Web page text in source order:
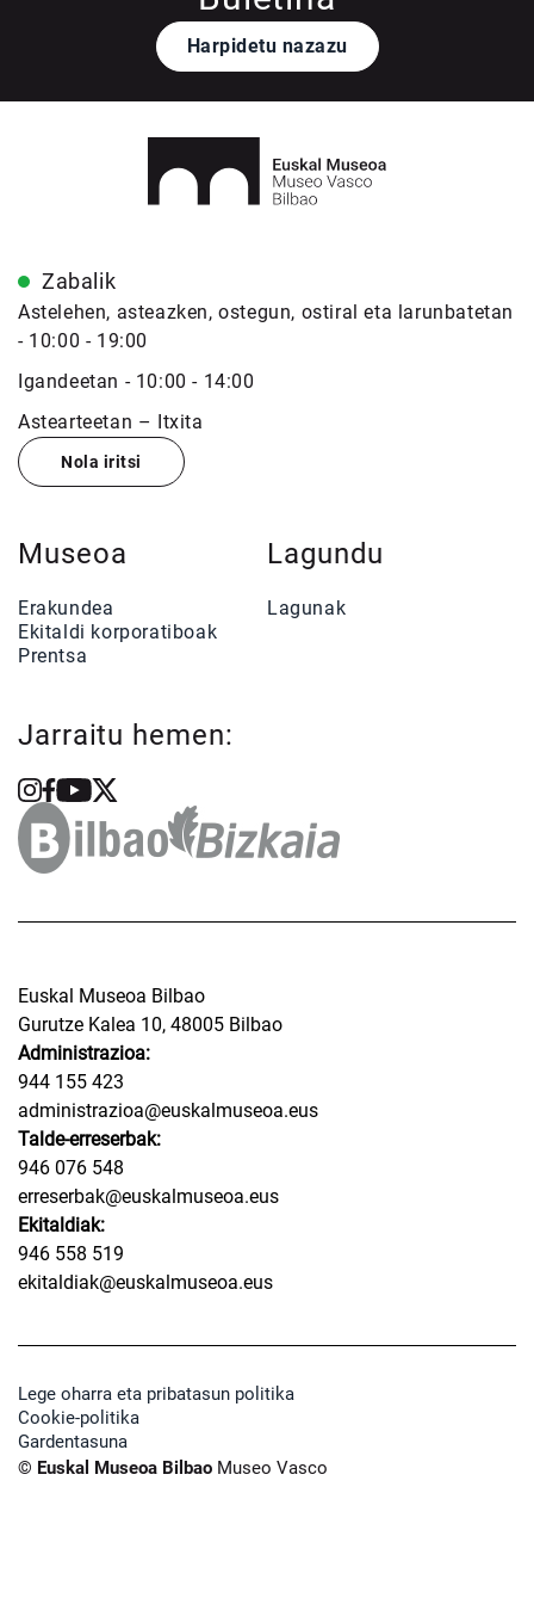
Harpidetu nazazu
Zabalik
Astelehen, asteazken, ostegun, ostiral eta larunbatetan
- 10:00 - 19:00
Igandeetan - 10:00 - 14:00
Astearteetan – Itxita
Nola iritsi
Museoa
Erakundea
Ekitaldi korporatiboak
Prentsa
Lagundu
Lagunak
Jarraitu hemen:
Euskal Museoa Bilbao
Gurutze Kalea 10, 48005 Bilbao
Administrazioa:
944 155 423
administrazioa@euskalmuseoa.eus
Talde-erreserbak:
946 076 548
erreserbak@euskalmuseoa.eus
Ekitaldiak:
946 558 519
ekitaldiak@euskalmuseoa.eus
© Euskal Museoa Bilbao Museo Vasco
Lege oharra eta pribatasun politika
Cookie-politika
Gardentasuna